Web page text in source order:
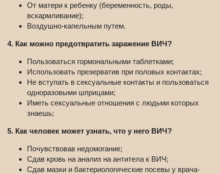
От матери к ребенку (беременность, роды,
вскармливание);
Воздушно-капельным путем.
4. Как можно предотвратить заражение ВИЧ?
Пользоваться гормональными таблетками;
Использовать презерватив при половых контактах;
Не вступать в сексуальные контакты и пользоваться
одноразовыми шприцами;
Иметь сексуальные отношения с людьми которых
знаешь;
5. Как человек может узнать, что у него ВИЧ?
Почувствовав недомогание;
Сдав кровь на анализ на антитела к ВИЧ;
Сдав мазки и бактериологические посевы у врача-